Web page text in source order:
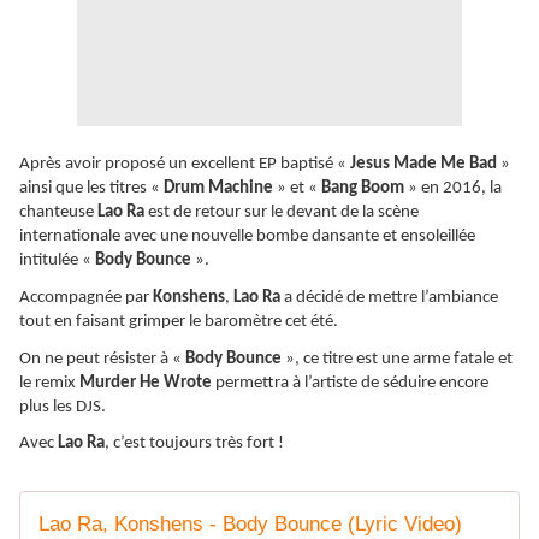
Après avoir proposé un excellent EP baptisé « Jesus Made Me Bad »
ainsi que les titres « Drum Machine » et « Bang Boom » en 2016, la
chanteuse Lao Ra est de retour sur le devant de la scène
internationale avec une nouvelle bombe dansante et ensoleillée
intitulée « Body Bounce ».
Accompagnée par Konshens, Lao Ra a décidé de mettre l’ambiance
tout en faisant grimper le baromètre cet été.
On ne peut résister à « Body Bounce », ce titre est une arme fatale et
le remix Murder He Wrote permettra à l’artiste de séduire encore
plus les DJS.
Avec Lao Ra, c’est toujours très fort !
Lao Ra, Konshens - Body Bounce (Lyric Video)